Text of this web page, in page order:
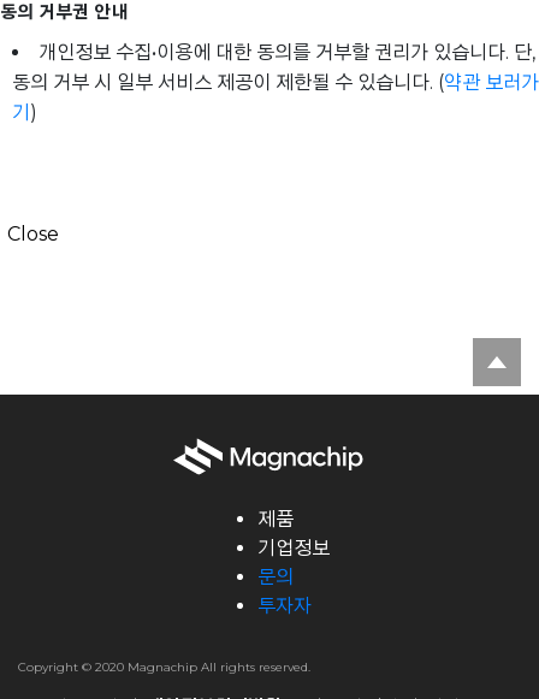
동의 거부권 안내
개인정보 수집•이용에 대한 동의를 거부할 권리가 있습니다. 단,
동의 거부 시 일부 서비스 제공이 제한될 수 있습니다. (약관 보러가
기 )
Close
제품
기업정보
문의
투자자
Copyright © 2020 Magnachip All rights reserved.